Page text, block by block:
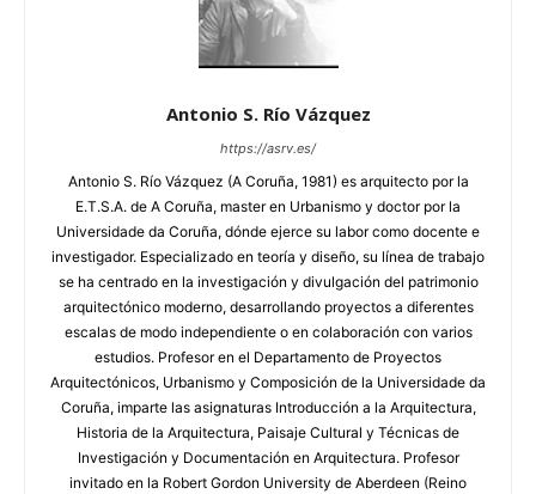
Antonio S. Río Vázquez
https://asrv.es/
Antonio S. Río Vázquez (A Coruña, 1981) es arquitecto por la
E.T.S.A. de A Coruña, master en Urbanismo y doctor por la
Universidade da Coruña, dónde ejerce su labor como docente e
investigador. Especializado en teoría y diseño, su línea de trabajo
se ha centrado en la investigación y divulgación del patrimonio
arquitectónico moderno, desarrollando proyectos a diferentes
escalas de modo independiente o en colaboración con varios
estudios. Profesor en el Departamento de Proyectos
Arquitectónicos, Urbanismo y Composición de la Universidade da
Coruña, imparte las asignaturas Introducción a la Arquitectura,
Historia de la Arquitectura, Paisaje Cultural y Técnicas de
Investigación y Documentación en Arquitectura. Profesor
invitado en la Robert Gordon University de Aberdeen (Reino